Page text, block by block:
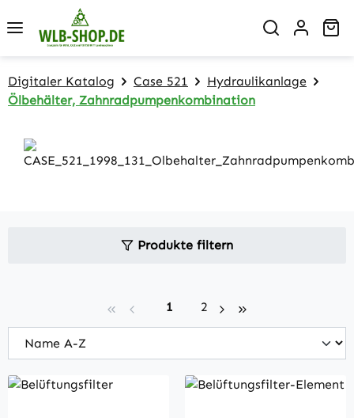
Zum Hauptinhalt springen
Digitaler Katalog Case 521
Hydraulikanlage
Ölbehälter, Zahnradpumpenkombination
Produkte filtern
Seite
1 Seite
2